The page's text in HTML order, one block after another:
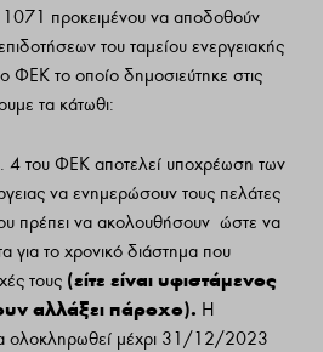
1071 προκειμένου να αποδοθούν
του ταμείου ενεργειακής
το οποίο δημοσιεύτηκε στις
τα κάτωθι:
4 του ΦΕΚ αποτελεί υποχρέωση των
να ενημερώσουν τους πελάτες
πρέπει να ακολουθήσουν ώστε να
για το χρονικό διάστημα που
τους (είτε είναι υφιστάμενος
αλλάξει πάροχο). Η
ολοκληρωθεί μέχρι 31/12/2023